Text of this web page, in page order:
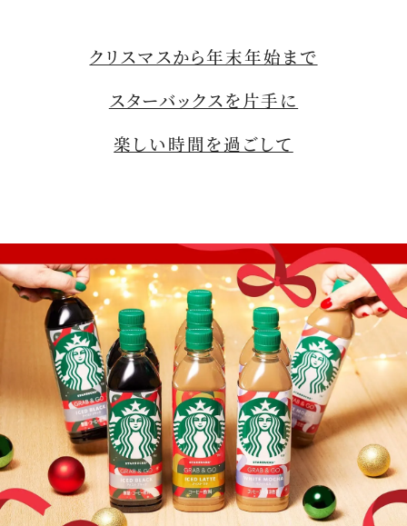
クリスマスから年末年始まで
スターバックスを片手に
楽しい時間を過ごして